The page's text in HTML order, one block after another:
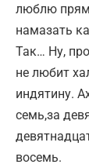
люблю
намазать
Так… Ну,
не любит
индятину.
семь,за
восемь.